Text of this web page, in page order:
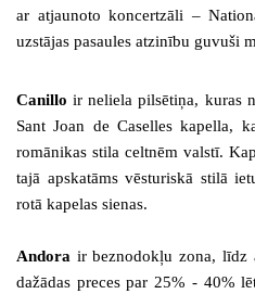
ar atjaunoto koncertzāli –
uzstājas pasaules atzinību guvuši
Canillo ir neliela pilsētiņa, kuras
Sant Joan de Caselles kapella,
romānikas stila celtnēm valstī.
tajā apskatāms vēsturiskā stilā
rotā kapelas sienas.
Andora ir beznodokļu zona, līdz
dažādas preces par 25% - 40%